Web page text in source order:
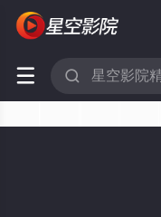
 